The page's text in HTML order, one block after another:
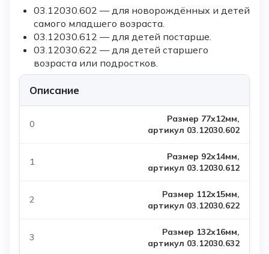
03.12030.602 — для новорождённых и детей
самого младшего возраста.
03.12030.612 — для детей постарше.
03.12030.622 — для детей старшего
возраста или подростков.
Описание
Размер 77х12мм,
артикул 03.12030.602
Размер 92х14мм,
артикул 03.12030.612
Размер 112х15мм,
артикул 03.12030.622
Размер 132х16мм,
артикул 03.12030.632